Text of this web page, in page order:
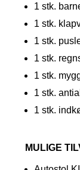
1 stk.
1 stk.
1 stk.
1 stk.
1 stk.
1 stk.
1 stk.
MULIGE